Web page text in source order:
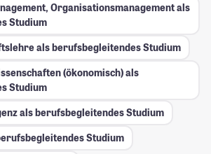
Organisationsmanagement als
Studium
als berufsbegleitendes Studium
(ökonomisch) als
Studium
als berufsbegleitendes Studium
Studium